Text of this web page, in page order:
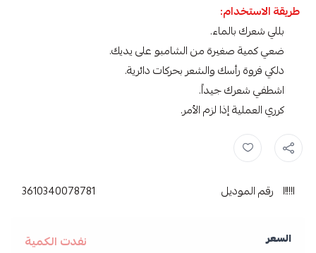
طريقة الاستخدام:
بللي شعرك بالماء.
ضعي كمية صغيرة من الشامبو على يديك.
دلكي فروة رأسك والشعر بحركات دائرية.
اشطفي شعرك جيداً.
كرري العملية إذا لزم الأمر.
زيت الخروع , شامبو زيت الخروع ,
رقم الموديل 3610340078781
السعر نفدت الكمية